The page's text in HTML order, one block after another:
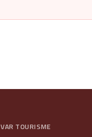
VAR TOURISME